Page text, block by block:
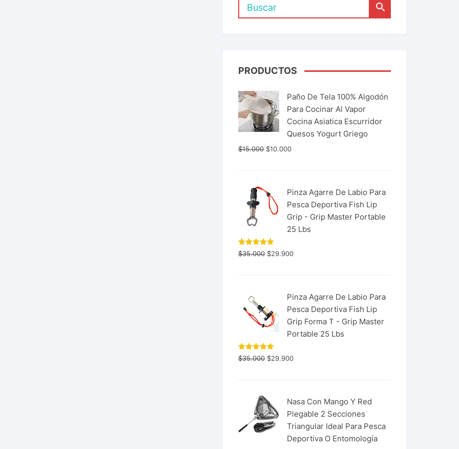
PRODUCTOS
Paño De Tela 100% Algodón
Para Cocinar Al Vapor
Cocina Asiatica Escurridor
Quesos Yogurt Griego
$15.000 $10.000
Pinza Agarre De Labio Para
Pesca Deportiva Fish Lip
Grip - Grip Master Portable
25 Lbs
Valorado
con 5.00
$35.000 $29.900
Pinza Agarre De Labio Para
Pesca Deportiva Fish Lip
Grip Forma T - Grip Master
Portable 25 Lbs
Valorado
con 5.00
$35.000 $29.900
Nasa Con Mango Y Red
Plegable 2 Secciones
Triangular Ideal Para Pesca
Deportiva O Entomología